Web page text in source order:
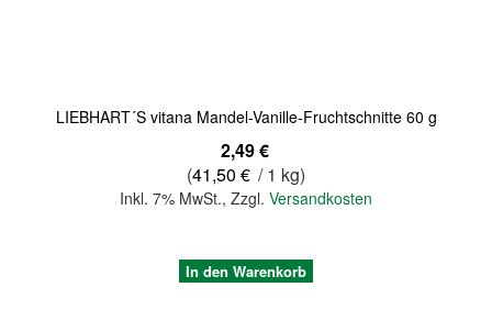
LIEBHART´S vitana Mandel-Vanille-Fruchtschnitte 60 g
2,49 €
(41,50 € / 1 kg)
Inkl. 7% MwSt., Zzgl. Versandkosten
In den Warenkorb